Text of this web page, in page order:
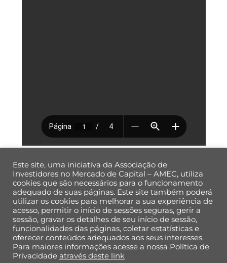
Back
To
Top
Política de Privacidade de Dados
Este site, uma iniciativa da Associação de
Investidores no Mercado de Capital – AMEC, utiliza
cookies que são necessários para o funcionamento
adequado de suas páginas. Este site também poderá
utilizar os cookies para melhorar a sua experiência de
acesso, permitir o início de sessões seguras, gerir a
sessão, gravar os detalhes de seu início de sessão,
funcionalidades das páginas, coletar estatísticas e
oferecer conteúdos adequados aos seus interesses.
Para maiores informações acesse a nossa Política de
Privacidade através deste link